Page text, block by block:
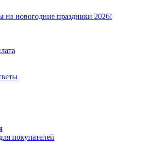
на новогодние праздники 2026!
покупателей